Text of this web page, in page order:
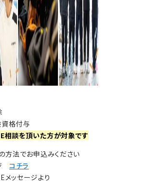
格付与
談を頂いた方が対象です
法でお申込みください
コチラ
ッセージより